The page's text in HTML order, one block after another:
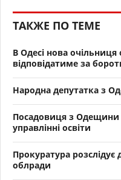
ТАКЖЕ ПО ТЕМЕ
В Одесі нова очільниця
відповідатиме за
Народна депутатка з
Посадовиця з
управлінні освіти
Прокуратура розслідує
облради